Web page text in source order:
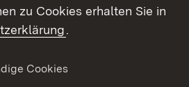
Barrierefreiheit
zu Cookies erhalten Sie in
.
Cookies